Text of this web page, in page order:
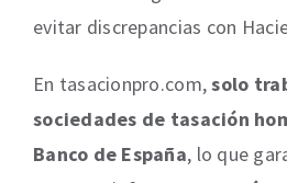
evitar discrepancias con
En tasacionpro.com,solo
sociedades de tasación
Banco de España, lo que